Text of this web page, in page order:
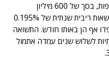
באותה תקופה. אגרות החוב הנוספות, בסך של 600 מיליון
אף הן באותו חודש. התשואה
לשלוש שנים עמדה אתמול